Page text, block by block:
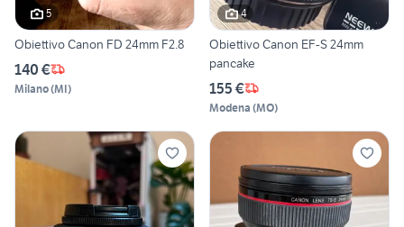
5
Obiettivo Canon FD 24mm F2.8
140 €
Milano(MI)
4
Obiettivo Canon EF-S 24mm
pancake
155 €
Modena (MO)